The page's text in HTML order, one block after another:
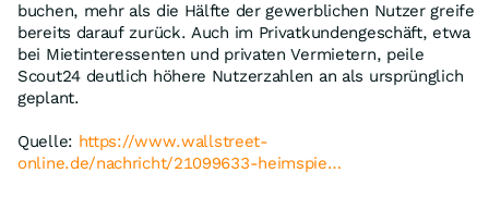
buchen, mehr als die Hälfte der gewerblichen Nutzer greife
bereits darauf zurück. Auch im Privatkundengeschäft, etwa
bei Mietinteressenten und privaten Vermietern, peile
Scout24 deutlich höhere Nutzerzahlen an als ursprünglich
geplant.
Quelle: https://www.wallstreet-
online.de/nachricht/21099633-heimspie…